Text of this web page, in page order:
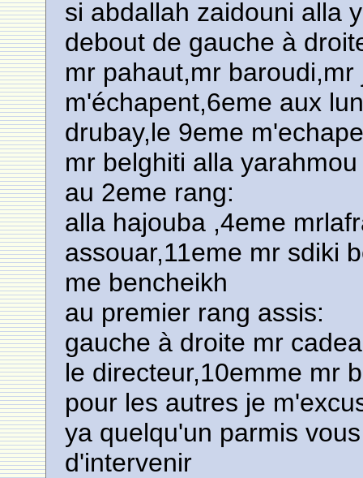
si abdallah zaidouni alla
debout de gauche à
mr pahaut,mr
m'échapent,6eme aux
drubay,le 9eme
mr belghiti alla yarahmou
au 2eme rang:
alla hajouba ,4eme
assouar,11eme mr sdiki
me bencheikh
au premier rang assis:
gauche à droite mr
le directeur,10emme mr
pour les autres je
ya quelqu'un parmis
d'intervenir